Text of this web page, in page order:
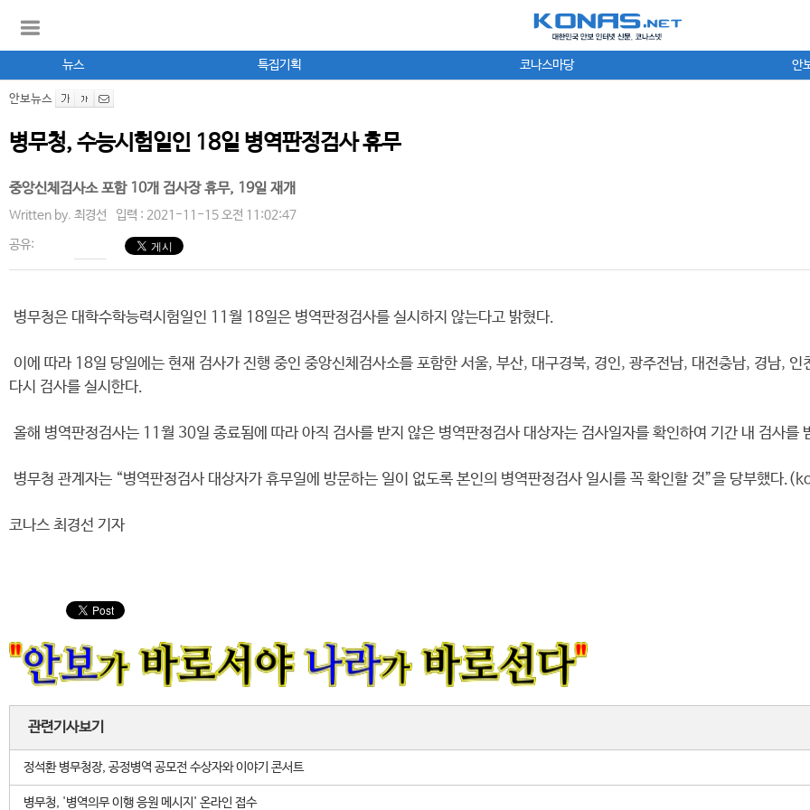
뉴스 특집기획 코나스마당 안
안보뉴스
병무청, 수능시험일인 18일 병역판정검사 휴무
중앙신체검사소 포함 10개 검사장 휴무, 19일 재개
Written by. 최경선 입력 : 2021-11-15 오전 11:02:47
공유:
병무청은 대학수학능력시험일인 11월 18일은 병역판정검사를 실시하지 않는다고 밝혔다.
이에 따라 18일 당일에는 현재 검사가 진행 중인 중앙신체검사소를 포함한 서울, 부산, 대구경북, 경인, 광주전남, 대전충남, 경남,
다시 검사를 실시한다.
올해 병역판정검사는 11월 30일 종료됨에 따라 아직 검사를 받지 않은 병역판정검사 대상자는 검사일자를 확인하여 기간 내 검사를
병무청 관계자는 “병역판정검사 대상자가 휴무일에 방문하는 일이 없도록 본인의 병역판정검사 일시를 꼭 확인할 것”을 당부했다
코나스 최경선 기자
관련기사보기
정석환 병무청장, 공정병역 공모전 수상자와 이야기 콘서트
병무청, '병역의무 이행 응원 메시지' 온라인 접수